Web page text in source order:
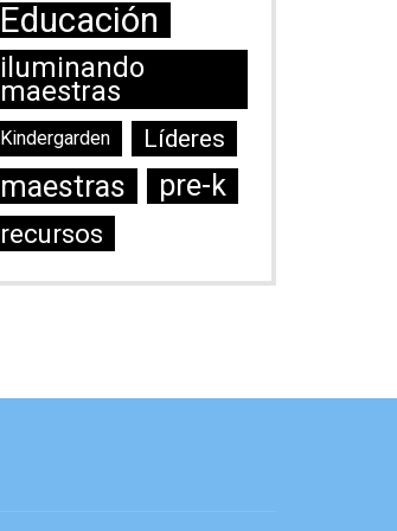
Educación
iluminando
maestras
Kindergarden Líderes
maestras pre-k
recursos